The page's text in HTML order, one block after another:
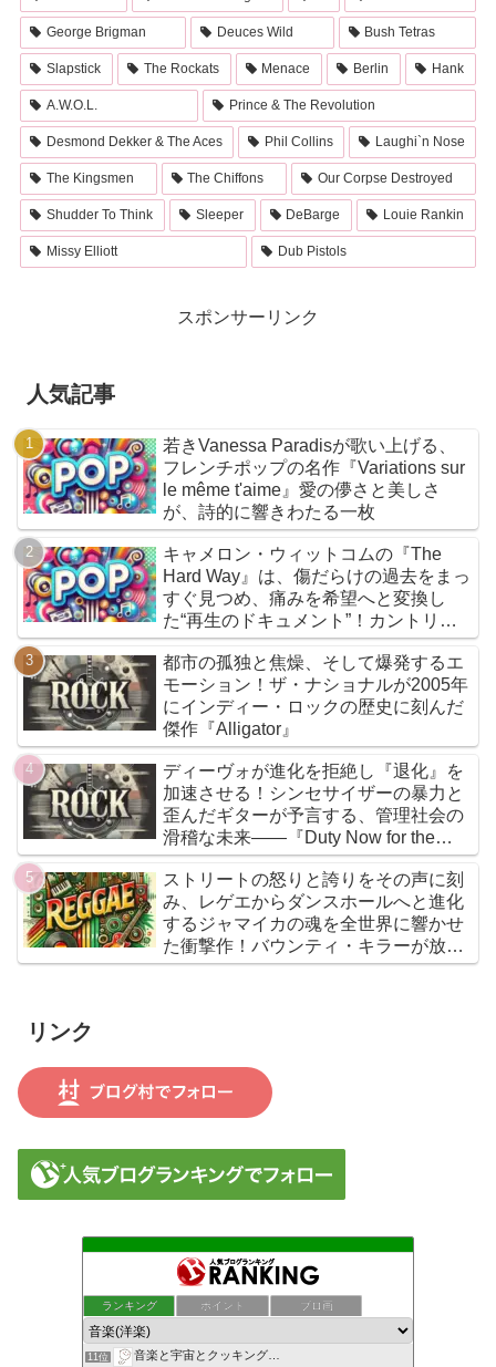
George Brigman Deuces Wild Bush Tetras
Slapstick The Rockats Menace Berlin Hank
A.W.O.L. Prince & The Revolution
Desmond Dekker & The Aces Phil Collins Laughi`n Nose
The Kingsmen The Chiffons Our Corpse Destroyed
Shudder To Think Sleeper DeBarge Louie Rankin
Missy Elliott Dub Pistols
スポンサーリンク
人気記事
若きVanessa Paradisが歌い上げる、
フレンチポップの名作『Variations sur
le même t'aime』愛の儚さと美しさ
が、詩的に響きわたる一枚
キャメロン・ウィットコムの『The
Hard Way』は、傷だらけの過去をまっ
すぐ見つめ、痛みを希望へと変換し
た“再生のドキュメント”！カントリー
とフォークを軸に、荒削りな衝動と繊
細な感情が交差するサウンドは、人生
の遠回りさえも価値ある物語へと昇華
していく
都市の孤独と焦燥、そして爆発するエ
モーション！ザ・ナショナルが2005年
にインディー・ロックの歴史に刻んだ
傑作『Alligator』
ディーヴォが進化を拒絶し『退化』を
加速させる！シンセサイザーの暴力と
歪んだギターが予言する、管理社会の
滑稽な未来――『Duty Now for the
Future』こそがニューウェイヴの真実
である
ストリートの怒りと誇りをその声に刻
み、レゲエからダンスホールへと進化
するジャマイカの魂を全世界に響かせ
た衝撃作！バウンティ・キラーが放つ
『Bounty Killer』は、貧者の代弁者と
リンク
ランキング ポイント ブロ画
11位 音楽と宇宙とクッキング…